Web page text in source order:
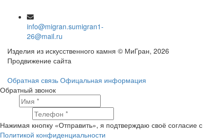
info@migran.sumigran1-
26@mail.ru
Изделия из искусственного камня © МиГран, 2026
Продвижение сайта
Обратная связь Офицальная информация
Обратный звонок
Нажимая кнопку «Отправить», я подтверждаю своё согласие с
Политикой конфиденциальности